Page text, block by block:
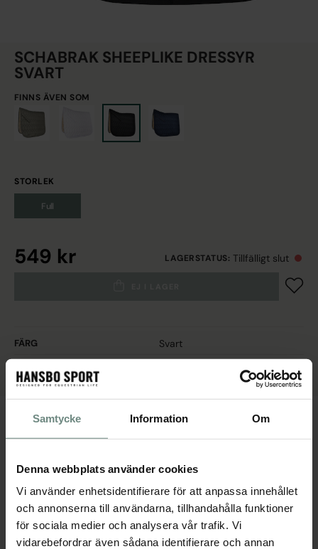
Samtycke Information Om
Denna webbplats använder cookies
Vi använder enhetsidentifierare för att anpassa innehållet
och annonserna till användarna, tillhandahålla funktioner
för sociala medier och analysera vår trafik. Vi
vidarebefordrar även sådana identifierare och annan
SCHABRAK SHEEPLIKE DRESSYR
SVART
FINNS ÄVEN SOM
STORLEK
Full
549 kr LAGERSTATUS: Tillfälligt slut
FÄRG Svart
MODELL
SCHABRAK SHEEPLIKE DRESSYR – MED SYNTETISKT
Ett dressyrschabrak med mjuk insida i syntetiskt fårskinn – perfekt
för känsliga hästar eller under fällningssäsongen. Schabraket har ett
elegant Exatron-mönster och logobrodyr från Hansbo Sport vid